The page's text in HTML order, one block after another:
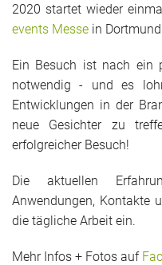
Das war 2020
Das war 2018
Das war 2017
Das war 2015
2020 startet wieder
events Messe in
Ein Besuch ist nach ein
notwendig - und es
Entwicklungen in der
neue Gesichter zu
erfolgreicher Besuch!
Die aktuellen
Anwendungen, Kontakte
die tägliche Arbeit ein.
Mehr Infos + Fotos auf